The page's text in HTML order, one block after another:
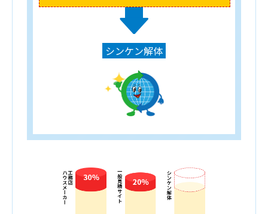
シンケン解体